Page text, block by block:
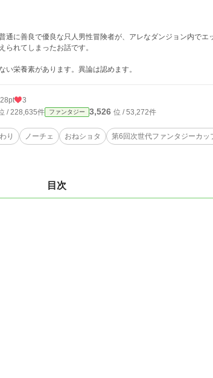
通に善良で優良な只人男性冒険者が、アレなダンジョン内で
られてしまったお話です。
い栄養素があります。異論は認めます。
28pt 3
/ 228,635件 ファンタジー 3,526 位 / 53,272件
り ノーチェ おねショタ 第6回次世代ファンタジーカッ
目次